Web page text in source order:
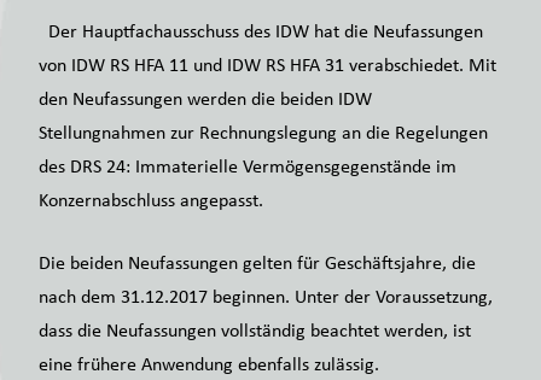
Der Hauptfachausschuss des IDW hat die Neufassungen
von IDW RS HFA 11 und IDW RS HFA 31 verabschiedet. Mit
den Neufassungen werden die beiden IDW
Stellungnahmen zur Rechnungslegung an die Regelungen
des DRS 24: Immaterielle Vermögensgegenstände im
Konzernabschluss angepasst.
Die beiden Neufassungen gelten für Geschäftsjahre, die
nach dem 31.12.2017 beginnen. Unter der Voraussetzung,
dass die Neufassungen vollständig beachtet werden, ist
eine frühere Anwendung ebenfalls zulässig.